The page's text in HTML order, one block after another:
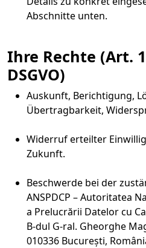
Abschnitte unten.
Ihre Rechte (Art.
DSGVO)
Auskunft, Berichtigung,
Übertragbarkeit,
Widerruf erteilter
Zukunft.
Beschwerde bei der
ANSPDCP – Autoritatea
a Prelucrării Datelor cu
B-dul G-ral. Gheorghe
010336 București,